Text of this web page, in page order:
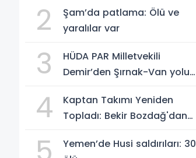
2
Şam’da patlama: Ölü ve
yaralılar var
3
HÜDA PAR Milletvekili
Demir’den Şırnak-Van yolu
geçmeye davet ediyoruz
4
Kaptan Takımı Yeniden
Topladı: Bekir Bozdağ'dan
Yemen’de Husi saldırıları: 30